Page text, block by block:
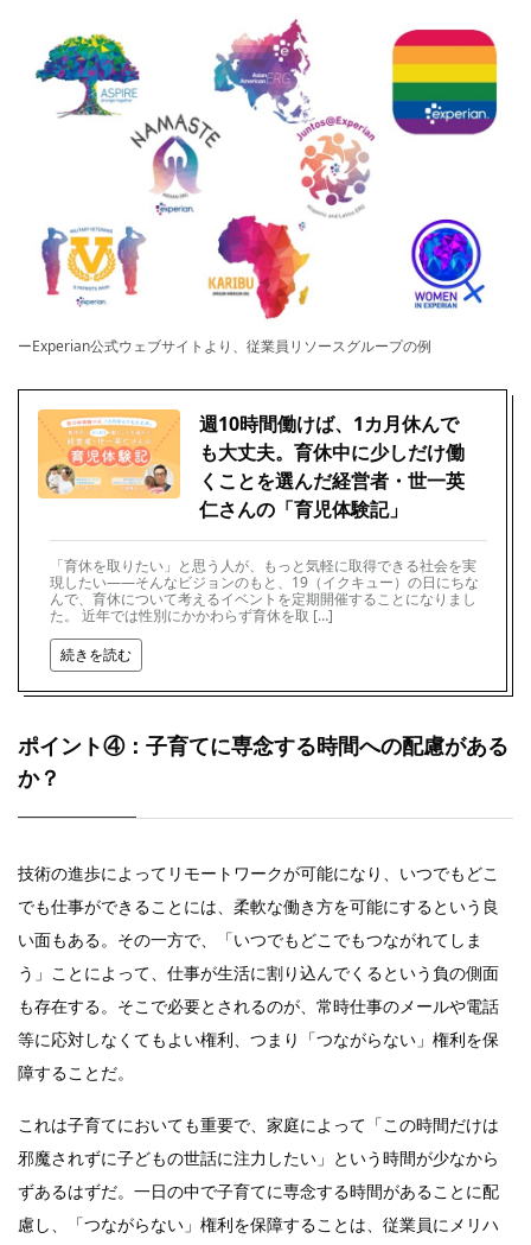
ーExperian公式ウェブサイトより、従業員リソースグループの例
週10時間働けば、1カ月休んで
も大丈夫。育休中に少しだけ働
くことを選んだ経営者・世一英
仁さんの「育児体験記」
「育休を取りたい」と思う人が、もっと気軽に取得できる社会を実
現したい――そんなビジョンのもと、19（イクキュー）の日にちな
んで、育休について考えるイベントを定期開催することになりまし
た。 近年では性別にかかわらず育休を取 […]
続きを読む
ポイント④：子育てに専念する時間への配慮がある
か？
技術の進歩によってリモートワークが可能になり、いつでもどこ
でも仕事ができることには、柔軟な働き方を可能にするという良
い面もある。その一方で、「いつでもどこでもつながれてしま
う」ことによって、仕事が生活に割り込んでくるという負の側面
も存在する。そこで必要とされるのが、常時仕事のメールや電話
等に応対しなくてもよい権利、つまり「つながらない」権利を保
障することだ。
これは子育てにおいても重要で、家庭によって「この時間だけは
邪魔されずに子どもの世話に注力したい」という時間が少なから
ずあるはずだ。一日の中で子育てに専念する時間があることに配
慮し、「つながらない」権利を保障することは、従業員にメリハ